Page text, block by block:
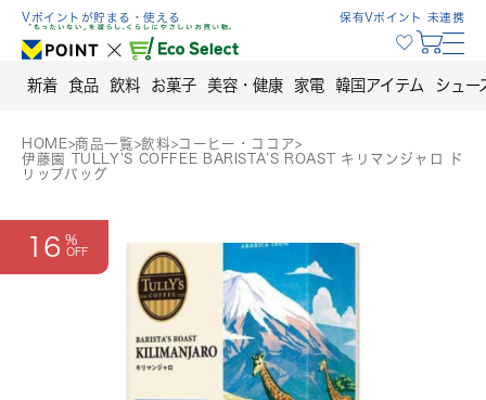
Skip
content
Vポイントが貯まる・使える 保有Vポイント 未連携
新着 食品 飲料 お菓子 美容・健康 家電 韓国アイテム シュー
HOME>商品一覧>飲料>コーヒー・ココア>
伊藤園 TULLY’S COFFEE BARISTA’S ROAST キリマンジャロ ド
リップバッグ
16